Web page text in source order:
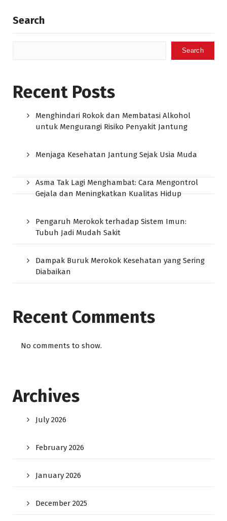
Search
Search
Recent Posts
Menghindari Rokok dan Membatasi Alkohol
untuk Mengurangi Risiko Penyakit Jantung
Menjaga Kesehatan Jantung Sejak Usia Muda
Asma Tak Lagi Menghambat: Cara Mengontrol
Gejala dan Meningkatkan Kualitas Hidup
Pengaruh Merokok terhadap Sistem Imun:
Tubuh Jadi Mudah Sakit
Dampak Buruk Merokok Kesehatan yang Sering
Diabaikan
Recent Comments
No comments to show.
Archives
July 2026
February 2026
January 2026
December 2025